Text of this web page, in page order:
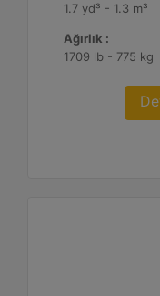
1.7 yd³ - 1.3 m³
Ağırlık :
1709 lb - 775 kg